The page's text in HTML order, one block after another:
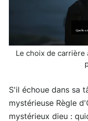
Le choix de
S'il échoue dans sa
mystérieuse Règle
mystérieux dieu :